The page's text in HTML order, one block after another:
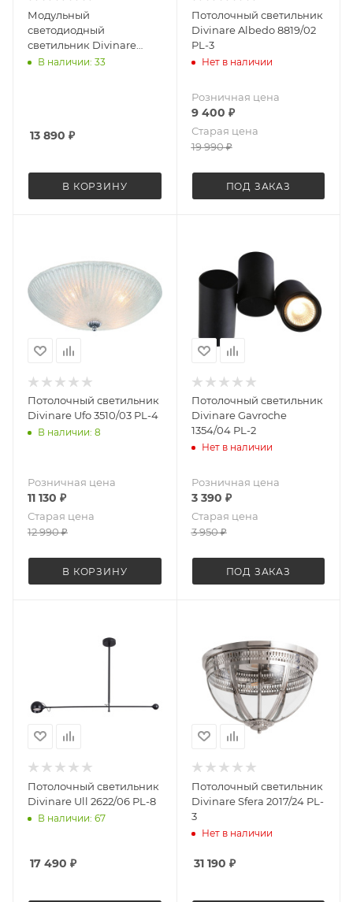
Модульный
светодиодный
светильник Divinare
Formica 1906/06 SP-19
В наличии: 33
13 890 ₽
В КОРЗИНУ
Потолочный светильник
Divinare Albedo 8819/02
PL-3
Нет в наличии
Розничная цена
9 400 ₽
Старая цена
19 990₽
ПОД ЗАКАЗ
Потолочный светильник
Divinare Ufo 3510/03 PL-4
В наличии: 8
Розничная цена
11 130 ₽
Старая цена
12 990₽
В КОРЗИНУ
Потолочный светильник
Divinare Gavroche
1354/04 PL-2
Нет в наличии
Розничная цена
3 390 ₽
Старая цена
3 950₽
ПОД ЗАКАЗ
Потолочный светильник
Divinare Ull 2622/06 PL-8
В наличии: 67
17 490 ₽
Потолочный светильник
Divinare Sfera 2017/24 PL-
3
Нет в наличии
31 190 ₽